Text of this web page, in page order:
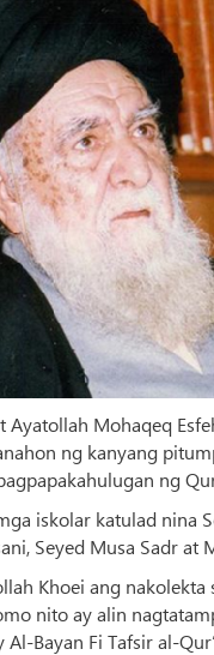
Ayatollah Mohaqeq
ng kanyang
ng
iskolar katulad nina
Seyed Musa Sadr at
Khoei ang
nito ay alin
Bayan Fi Tafsir al-